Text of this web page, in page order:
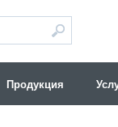
Продукция